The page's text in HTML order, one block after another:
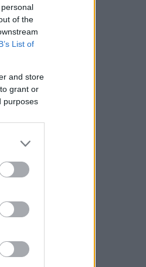
of the
List of
and store
grant or
purposes